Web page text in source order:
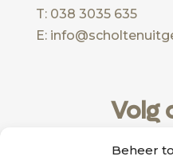
Beheer
T: 038 3035 635
E:
Volg